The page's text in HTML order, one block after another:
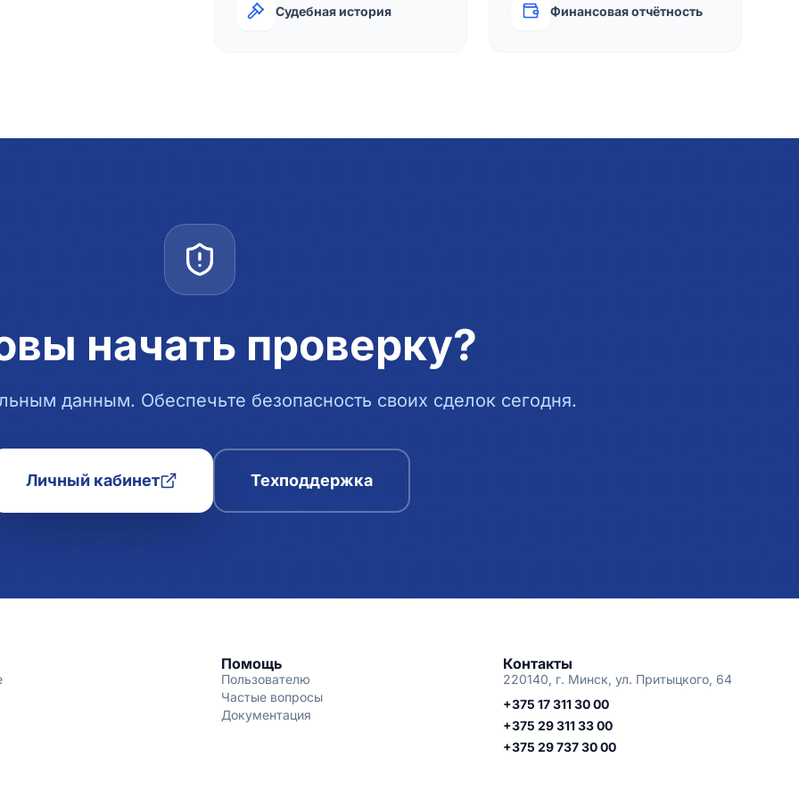
Судебная история Финансовая отчётность
начать проверку?
данным. Обеспечьте безопасность своих сделок сегодня.
Личный кабинет Техподдержка
Помощь
Пользователю
Частые вопросы
Документация
Контакты
220140, г. Минск, ул. Притыцкого, 64
+375 17 311 30 00
+375 29 311 33 00
+375 29 737 30 00